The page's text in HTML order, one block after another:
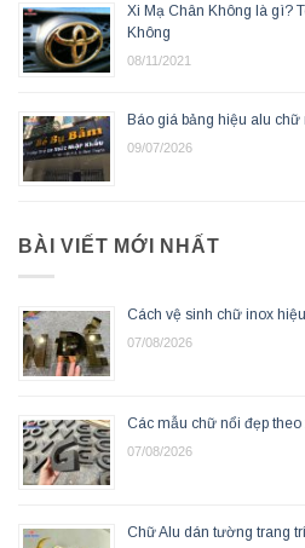
Xi Mạ Chân Không là gì?
Không
08/11/2021
Báo giá bảng hiệu alu
09/07/2026
BÀI VIẾT MỚI NHẤT
Cách vệ sinh chữ inox
07/08/2026
Các mẫu chữ nổi đẹp
07/08/2026
Chữ Alu dán tường trang